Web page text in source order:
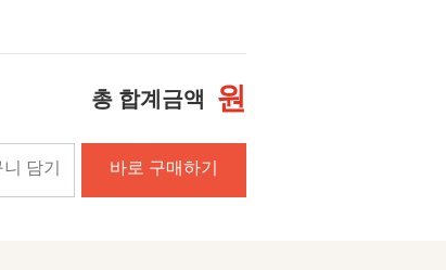
총 합계금액 원
담기 바로 구매하기